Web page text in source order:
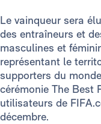
Le vainqueur sera
des entraîneurs et
masculines et
représentant le
supporters du
cérémonie The Best
utilisateurs de
décembre.